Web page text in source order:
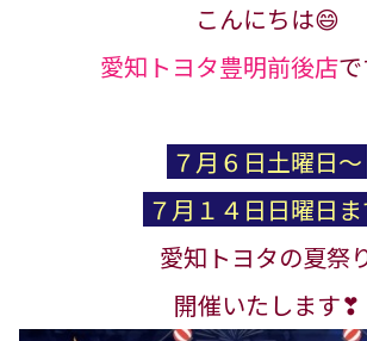
こんにちは😄
愛知トヨタ豊明前後店
７月６日土曜日～
７月１４日日曜日
愛知トヨタの夏祭
開催いたします❣